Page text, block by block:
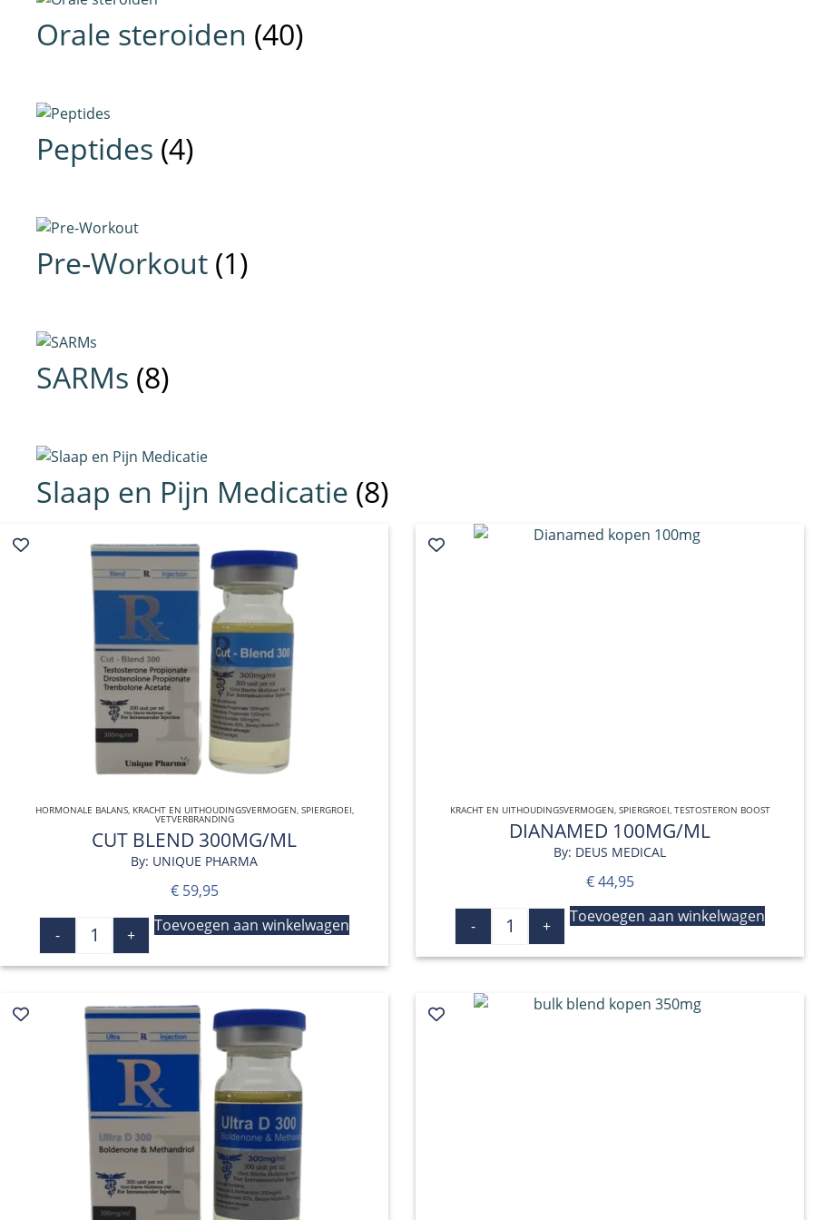
Orale steroiden (40)
Peptides (4)
Pre-Workout (1)
SARMs (8)
Slaap en Pijn Medicatie (8)
QUICK VIEW
HORMONALE BALANS, KRACHT EN UITHOUDINGSVERMOGEN, SPIERGROEI,
VETVERBRANDING
CUT BLEND 300MG/ML
By: UNIQUE PHARMA
€59,95
- + Toevoegen aan winkelwagen
QUICK VIEW
KRACHT EN UITHOUDINGSVERMOGEN, SPIERGROEI, TESTOSTERON BOOST
DIANAMED 100MG/ML
By: DEUS MEDICAL
€44,95
- + Toevoegen aan winkelwagen